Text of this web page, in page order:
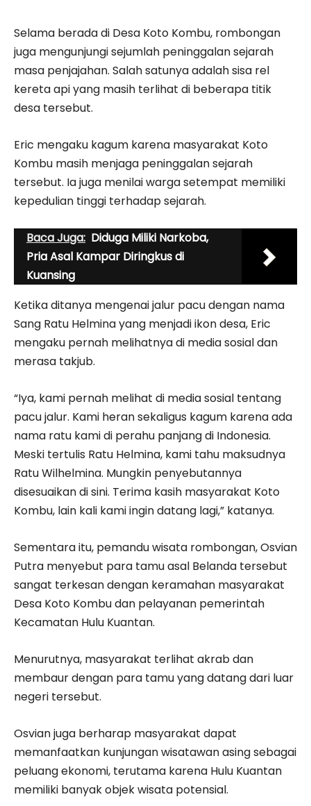
Selama berada di Desa Koto Kombu, rombongan
juga mengunjungi sejumlah peninggalan sejarah
masa penjajahan. Salah satunya adalah sisa rel
kereta api yang masih terlihat di beberapa titik
desa tersebut.
Eric mengaku kagum karena masyarakat Koto
Kombu masih menjaga peninggalan sejarah
tersebut. Ia juga menilai warga setempat memiliki
kepedulian tinggi terhadap sejarah.
Baca Juga: Diduga Miliki Narkoba,
Pria Asal Kampar Diringkus di
Kuansing
Ketika ditanya mengenai jalur pacu dengan nama
Sang Ratu Helmina yang menjadi ikon desa, Eric
mengaku pernah melihatnya di media sosial dan
merasa takjub.
“Iya, kami pernah melihat di media sosial tentang
pacu jalur. Kami heran sekaligus kagum karena ada
nama ratu kami di perahu panjang di Indonesia.
Meski tertulis Ratu Helmina, kami tahu maksudnya
Ratu Wilhelmina. Mungkin penyebutannya
disesuaikan di sini. Terima kasih masyarakat Koto
Kombu, lain kali kami ingin datang lagi,” katanya.
Sementara itu, pemandu wisata rombongan, Osvian
Putra menyebut para tamu asal Belanda tersebut
sangat terkesan dengan keramahan masyarakat
Desa Koto Kombu dan pelayanan pemerintah
Kecamatan Hulu Kuantan.
Menurutnya, masyarakat terlihat akrab dan
membaur dengan para tamu yang datang dari luar
negeri tersebut.
Osvian juga berharap masyarakat dapat
memanfaatkan kunjungan wisatawan asing sebagai
peluang ekonomi, terutama karena Hulu Kuantan
memiliki banyak objek wisata potensial.